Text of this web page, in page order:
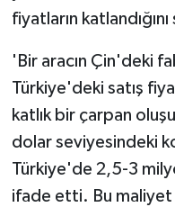
fiyatların
'Bir aracın Çin'deki
Türkiye'deki satış
katlık bir çarpan
dolar seviyesindeki
Türkiye'de 2,5-3
ifade etti. Bu maliyet